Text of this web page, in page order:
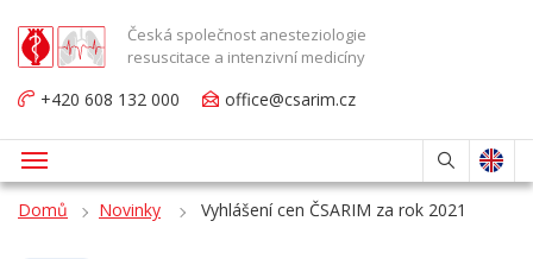
Česká společnost anesteziologie
resuscitace a intenzivní medicíny
+420 608 132 000 office@csarim.cz
Domů Novinky Vyhlášení cen ČSARIM za rok 2021